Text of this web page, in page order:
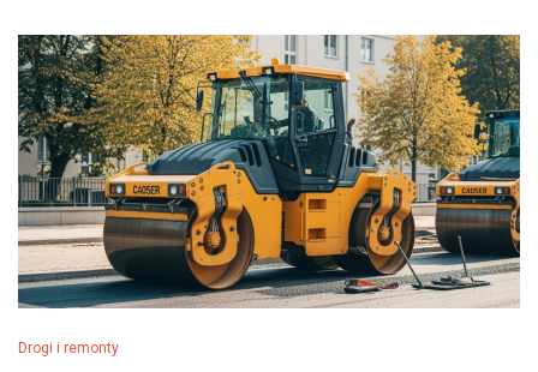
Drogi i remonty